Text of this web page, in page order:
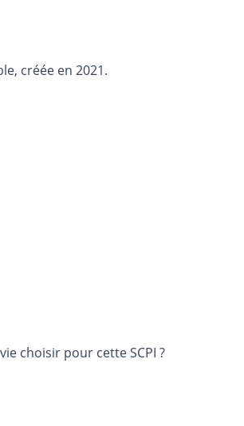
créée en 2021.
choisir pour cette SCPI ?